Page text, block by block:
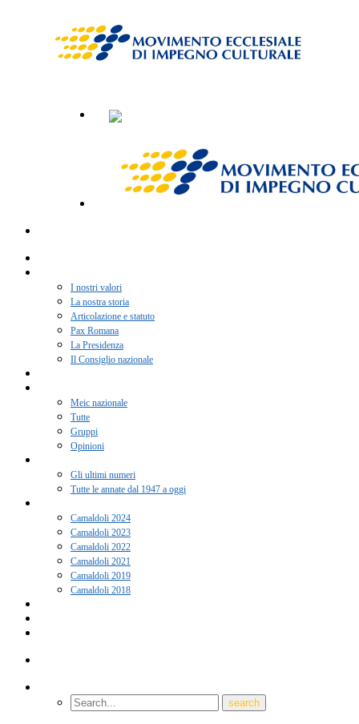
I nostri valori
La nostra storia
Articolazione e statuto
Pax Romana
La Presidenza
Il Consiglio nazionale
Meic nazionale
Tutte
Gruppi
Opinioni
Gli ultimi numeri
Tutte le annate dal 1947 a oggi
Camaldoli 2024
Camaldoli 2023
Camaldoli 2022
Camaldoli 2021
Camaldoli 2019
Camaldoli 2018